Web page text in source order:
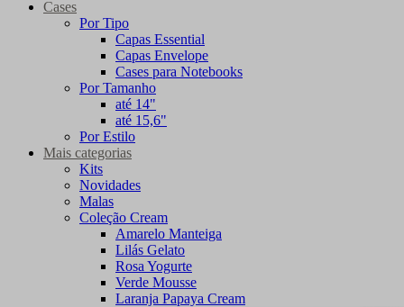
Cases
Por Tipo
Capas Essential
Capas Envelope
Cases para Notebooks
Por Tamanho
até 14"
até 15,6"
Por Estilo
Mais categorias
Kits
Novidades
Malas
Coleção Cream
Amarelo Manteiga
Lilás Gelato
Rosa Yogurte
Verde Mousse
Laranja Papaya Cream